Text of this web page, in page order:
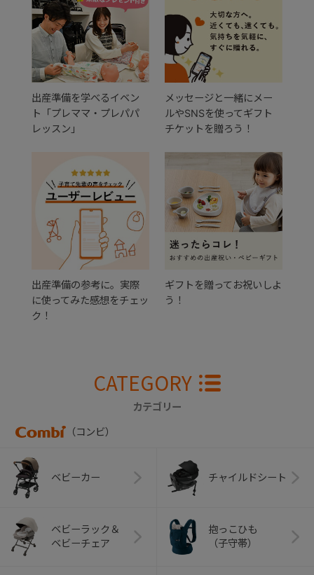
出産準備を学べるイベン
ト「プレママ・プレパパ
レッスン」
メッセージと一緒にメー
ルやSNSを使ってギフト
チケットを贈ろう！
出産準備の参考に。実際
に使ってみた感想をチェッ
ク！
ギフトを贈ってお祝いしよ
う！
CATEGORY
カテゴリー
（コンビ）
ベビーカー チャイルドシート
ベビーラック＆
ベビーチェア
抱っこひも
（子守帯）